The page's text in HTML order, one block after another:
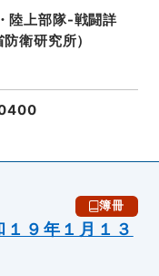
上部隊-戦闘詳
衛研究所）
簿冊
９年１月１３